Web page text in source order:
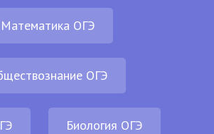
Математика ОГЭ
ОГЭ
Биология ОГЭ